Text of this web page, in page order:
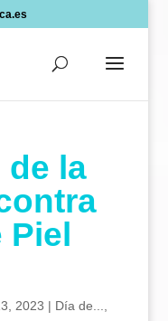
de la
2023 | Día de...